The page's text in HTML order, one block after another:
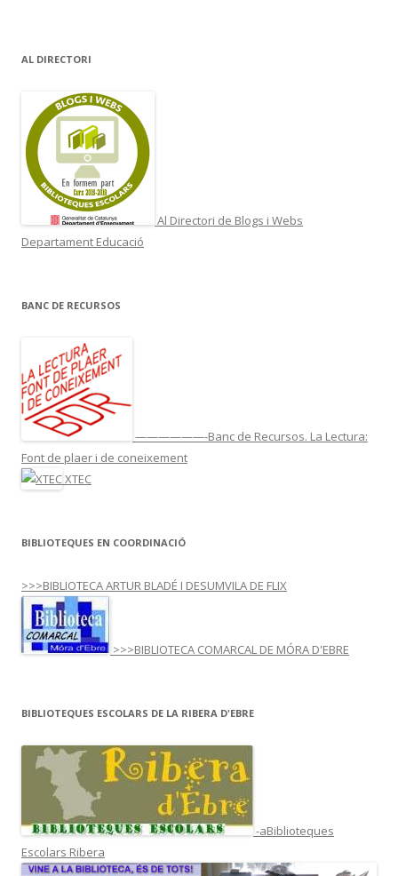
AL DIRECTORI
Al Directori de Blogs i Webs
Departament Educació
BANC DE RECURSOS
——————-Banc de Recursos. La Lectura:
Font de plaer i de coneixement
XTEC
BIBLIOTEQUES EN COORDINACIÓ
>>>BIBLIOTECA ARTUR BLADÉ I DESUMVILA DE FLIX
>>>BIBLIOTECA COMARCAL DE MÓRA D'EBRE
BIBLIOTEQUES ESCOLARS DE LA RIBERA D'EBRE
-aBiblioteques
Escolars Ribera